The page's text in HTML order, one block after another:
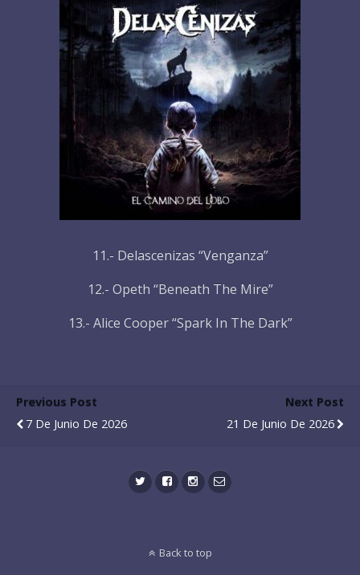
11.- Delascenizas “Venganza”
12.- Opeth “Beneath The Mire”
13.- Alice Cooper “Spark In The Dark”
Previous Post
7 De Junio De 2026
Next Post
21 De Junio De 2026
Back to top